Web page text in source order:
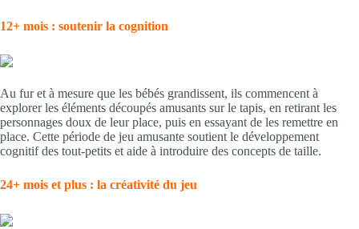
12+ mois : soutenir la cognition
Au fur et à mesure que les bébés grandissent, ils commencent à
explorer les éléments découpés amusants sur le tapis, en retirant les
personnages doux de leur place, puis en essayant de les remettre en
place. Cette période de jeu amusante soutient le développement
cognitif des tout-petits et aide à introduire des concepts de taille.
24+ mois et plus : la créativité du jeu